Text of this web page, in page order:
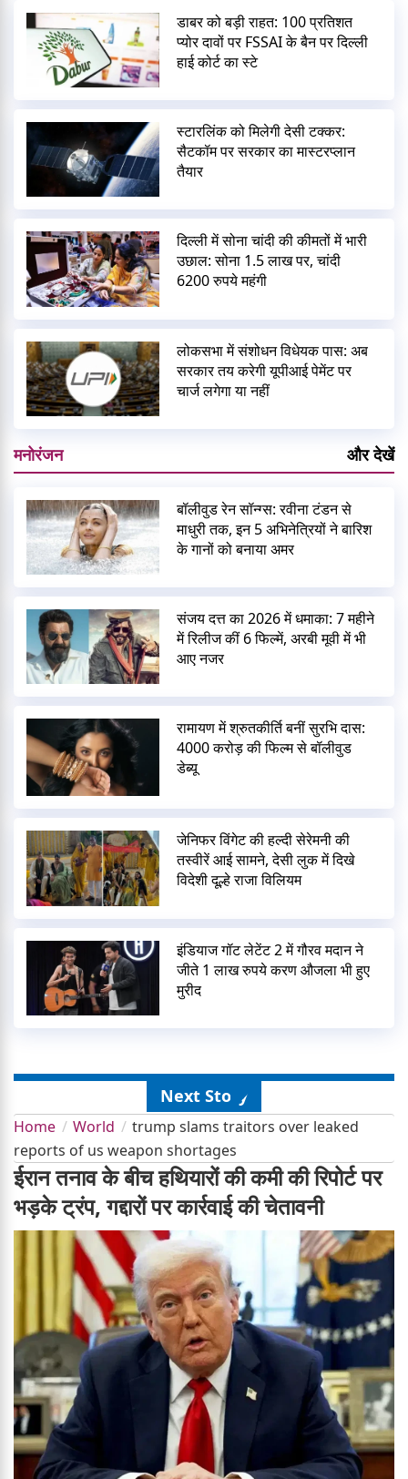
डाबर को बड़ी राहत: 100 प्रतिशत
प्योर दावों पर FSSAI के बैन पर दिल्ली
हाई कोर्ट का स्टे
स्टारलिंक को मिलेगी देसी टक्कर:
सैटकॉम पर सरकार का मास्टरप्लान
तैयार
दिल्ली में सोना चांदी की कीमतों में भारी
उछाल: सोना 1.5 लाख पर, चांदी
6200 रुपये महंगी
लोकसभा में संशोधन विधेयक पास: अब
सरकार तय करेगी यूपीआई पेमेंट पर
चार्ज लगेगा या नहीं
मनोरंजन और देखें
बॉलीवुड रेन सॉन्ग्स: रवीना टंडन से
माधुरी तक, इन 5 अभिनेत्रियों ने बारिश
के गानों को बनाया अमर
संजय दत्त का 2026 में धमाका: 7 महीने
में रिलीज कीं 6 फिल्में, अरबी मूवी में भी
आए नजर
रामायण में श्रुतकीर्ति बनीं सुरभि दास:
4000 करोड़ की फिल्म से बॉलीवुड
डेब्यू
जेनिफर विंगेट की हल्दी सेरेमनी की
तस्वीरें आई सामने, देसी लुक में दिखे
विदेशी दूल्हे राजा विलियम
इंडियाज गॉट लेटेंट 2 में गौरव मदान ने
जीते 1 लाख रुपये करण औजला भी हुए
मुरीद
Next Story
Home World
trump slams traitors over leaked
reports of us weapon shortages
ईरान तनाव के बीच हथियारों की कमी की रिपोर्ट पर
भड़के ट्रंप, गद्दारों पर कार्रवाई की चेतावनी